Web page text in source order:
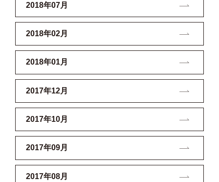
2018年07月
2018年02月
2018年01月
2017年12月
2017年10月
2017年09月
2017年08月